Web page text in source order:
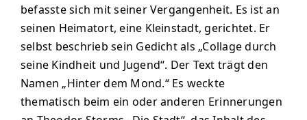
Schuldock Schuldock
befasste sich mit seiner Vergangenheit. Es ist an
seinen Heimatort, eine Kleinstadt, gerichtet. Er
selbst beschrieb sein Gedicht als „Collage durch
seine Kindheit und Jugend“. Der Text trägt den
Namen „Hinter dem Mond.“ Es weckte
thematisch beim ein oder anderen Erinnerungen